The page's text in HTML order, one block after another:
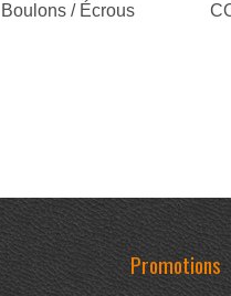
Boulons / Écrous
Promotions